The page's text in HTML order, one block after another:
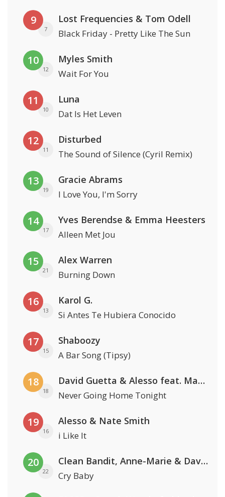
9
7
Lost Frequencies & Tom Odell
Black Friday - Pretty Like The Sun
10
12
Myles Smith
Wait For You
11
10
Luna
Dat Is Het Leven
12
11
Disturbed
The Sound of Silence (Cyril Remix)
13
19
Gracie Abrams
I Love You, I'm Sorry
14
17
Yves Berendse & Emma Heesters
Alleen Met Jou
15
21
Alex Warren
Burning Down
16
13
Karol G.
Si Antes Te Hubiera Conocido
17
15
Shaboozy
A Bar Song (Tipsy)
18
18
David Guetta & Alesso feat. Madison Love
Never Going Home Tonight
19
16
Alesso & Nate Smith
i Like It
20
22
Clean Bandit, Anne-Marie & David Guetta
Cry Baby